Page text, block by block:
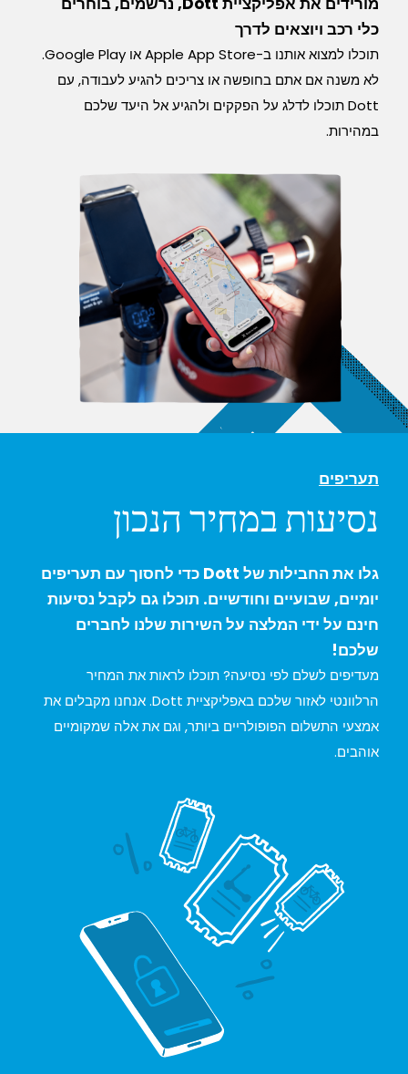
כלי רכב ויוצאים לדרך
תוכלו למצוא אותנו ב-Apple App Store או Google Play.
לא משנה אם אתם בחופשה או צריכים להגיע לעבודה, עם
Dott תוכלו לדלג על הפקקים ולהגיע אל היעד שלכם
במהירות.
תעריפים
נסיעות במחיר הנכון
גלו את החבילות של Dott כדי לחסוך עם תעריפים
יומיים, שבועיים וחודשיים. תוכלו גם לקבל נסיעות
חינם על ידי המלצה על השירות שלנו לחברים
שלכם!
מעדיפים לשלם לפי נסיעה? תוכלו לראות את המחיר
הרלוונטי לאזור שלכם באפליקציית Dott. אנחנו מקבלים את
אמצעי התשלום הפופולריים ביותר, וגם את אלה שמקומיים
אוהבים.